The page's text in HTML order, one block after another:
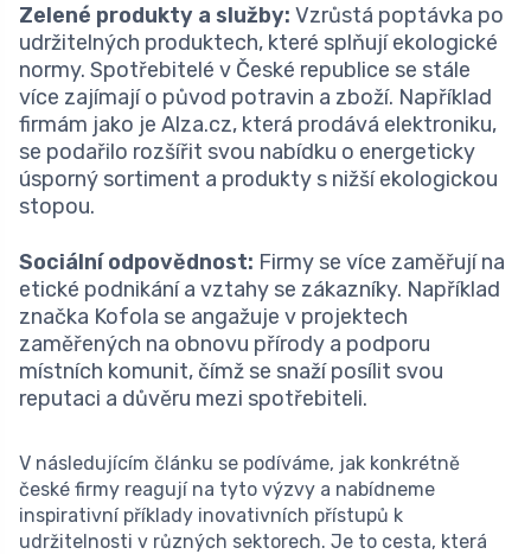
Zelené produkty a služby: Vzrůstá poptávka po
udržitelných produktech, které splňují ekologické
normy. Spotřebitelé v České republice se stále
více zajímají o původ potravin a zboží. Například
firmám jako je Alza.cz, která prodává elektroniku,
se podařilo rozšířit svou nabídku o energeticky
úsporný sortiment a produkty s nižší ekologickou
stopou.
Sociální odpovědnost: Firmy se více zaměřují na
etické podnikání a vztahy se zákazníky. Například
značka Kofola se angažuje v projektech
zaměřených na obnovu přírody a podporu
místních komunit, čímž se snaží posílit svou
reputaci a důvěru mezi spotřebiteli.
V následujícím článku se podíváme, jak konkrétně
české firmy reagují na tyto výzvy a nabídneme
inspirativní příklady inovativních přístupů k
udržitelnosti v různých sektorech. Je to cesta, která